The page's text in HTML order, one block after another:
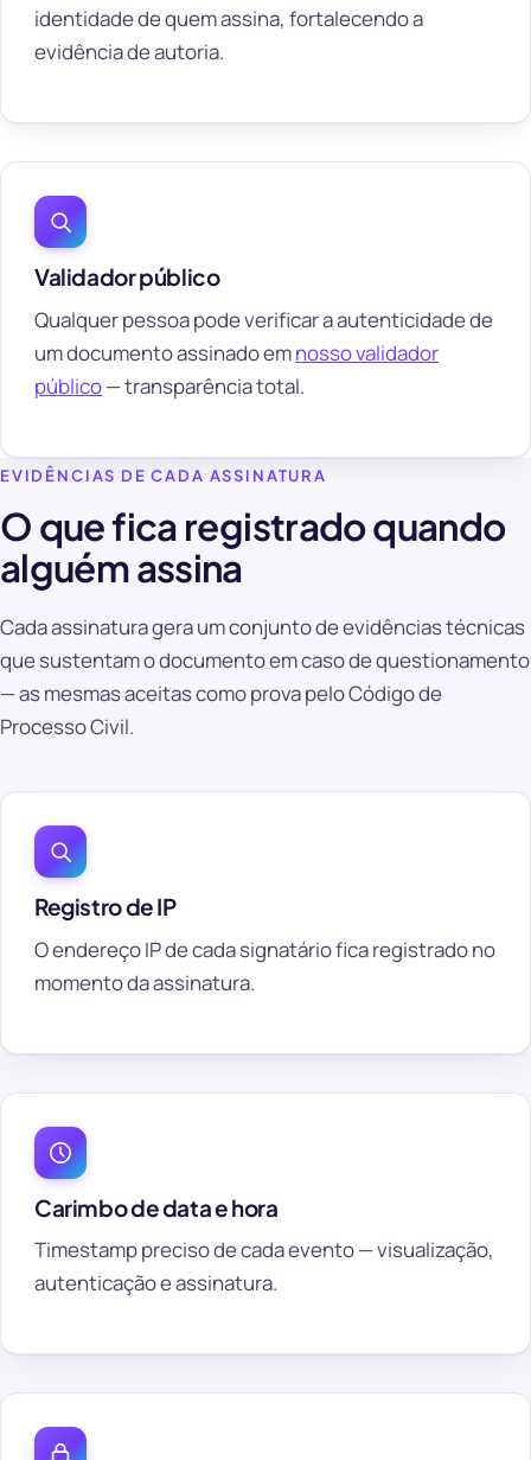
identidade de quem assina, fortalecendo a
evidência de autoria.
Validador público
Qualquer pessoa pode verificar a autenticidade de
um documento assinado emnosso validador
público— transparência total.
EVIDÊNCIAS DE CADA ASSINATURA
O que fica registrado quando
alguém assina
Cada assinatura gera um conjunto de evidências técnicas
que sustentam o documento em caso de questionamento
— as mesmas aceitas como prova pelo Código de
Processo Civil.
Registro de IP
O endereço IP de cada signatário fica registrado no
momento da assinatura.
Carimbo de data e hora
Timestamp preciso de cada evento — visualização,
autenticação e assinatura.